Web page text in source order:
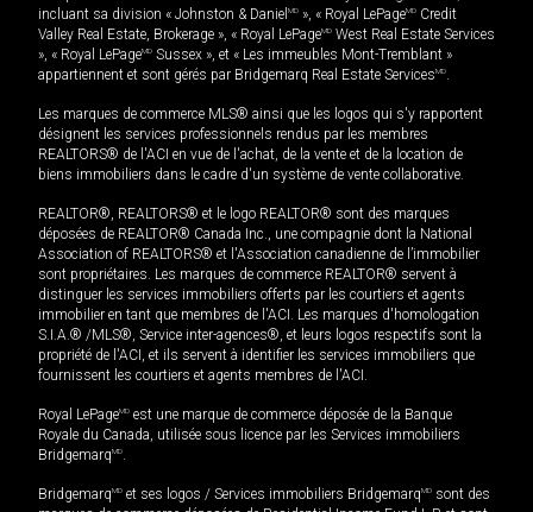
incluant sa division « Johnston & Daniel MD », « Royal LePageMD Credit
Valley Real Estate, Brokerage », « Royal LePageMD West Real Estate Services
», « Royal LePageMD Sussex », et « Les immeubles Mont-Tremblant »
appartiennent et sont gérés par Bridgemarq Real Estate ServicesMD.
Les marques de commerce MLS® ainsi que les logos qui s'y rapportent
désignent les services professionnels rendus par les membres
REALTORS® de l'ACI en vue de l'achat, de la vente et de la location de
biens immobiliers dans le cadre d'un système de vente collaborative.
REALTOR®, REALTORS® et le logo REALTOR® sont des marques
déposées de REALTOR® Canada Inc., une compagnie dont la National
Association of REALTORS® et l'Association canadienne de l’immobilier
sont propriétaires. Les marques de commerce REALTOR® servent à
distinguer les services immobiliers offerts par les courtiers et agents
immobilier en tant que membres de l'ACI. Les marques d'homologation
S.I.A.® /MLS®, Service inter-agences®, et leurs logos respectifs sont la
propriété de l'ACI, et ils servent à identifier les services immobiliers que
fournissent les courtiers et agents membres de l'ACI.
Royal LePageMD est une marque de commerce déposée de la Banque
Royale du Canada, utilisée sous licence par les Services immobiliers
BridgemarqMD.
BridgemarqMD et ses logos / Services immobiliers BridgemarqMD sont des